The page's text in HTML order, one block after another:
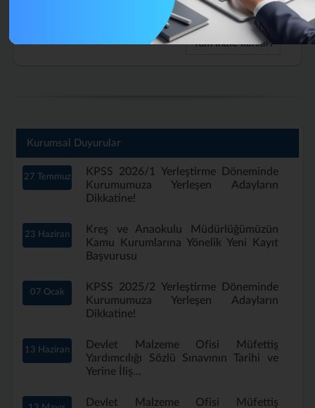
Tüm İhale İlanları
Kurumsal Duyurular
27 Temmuz
KPSS 2026/1 Yerleştirme Döneminde
Kurumumuza Yerleşen Adayların
Dikkatine!
23 Haziran
Kreş ve Anaokulu Müdürlüğümüzün
Kamu Kurumlarına Yönelik Yeni Kayıt
Başvurusu
07 Ocak
KPSS 2025/2 Yerleştirme Döneminde
Kurumumuza Yerleşen Adayların
Dikkatine!
13 Haziran
Devlet Malzeme Ofisi Müfettiş
Yardımcılığı Sözlü Sınavının Tarihi ve
Yerine İliş...
Devlet Malzeme Ofisi Müfettiş